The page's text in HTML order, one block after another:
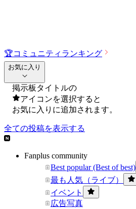
🏆コミュニティランキング
お気に入り
掲示板タイトルの
アイコンを選択すると
お気に入りに追加されます。
全ての投稿を表示する
Fanplus community
Best popular (Best of best)
最も人気（ライブ）
イベント
広告写真